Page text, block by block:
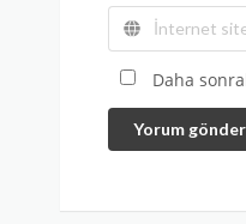
Daha
Yorum gönder